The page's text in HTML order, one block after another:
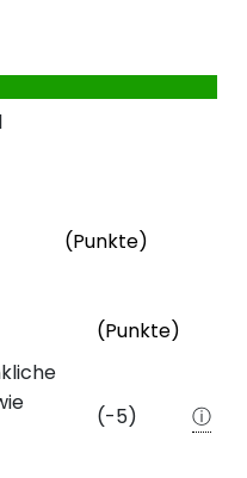
(Punkte)
mit Punkteabzug
(Punkte)
(-5) ⓘ